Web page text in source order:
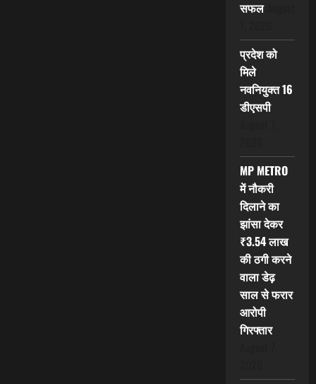
सफल
प्रदेश को
मिले
नवनियुक्त 16
डीएसपी
MP METRO
में नौकरी
दिलाने का
झांसा देकर
₹3.54 लाख
की ठगी करने
वाला डेढ़
साल से फरार
आरोपी
गिरफ्तार